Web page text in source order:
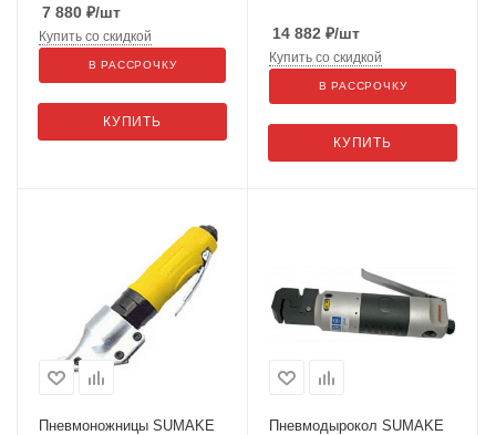
7 880 ₽/шт
КУПИТЬ
Купить со скидкой
В РАССРОЧКУ
14 882 ₽/шт
КУПИТЬ
Купить со скидкой
В РАССРОЧКУ
Пневмоножницы SUMAKE
Пневмодырокол SUMAKE